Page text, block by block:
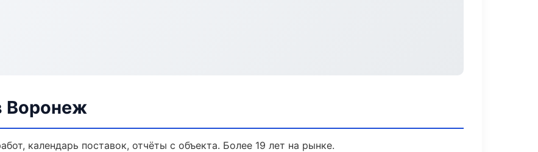
Воронеж
календарь поставок, отчёты с объекта. Более 19 лет на рынке.